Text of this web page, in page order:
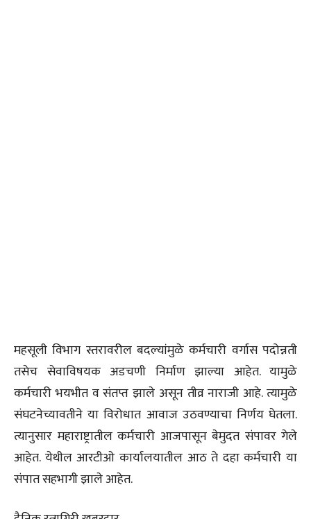
महसूली विभाग स्तरावरील बदल्यांमुळे कर्मचारी वर्गास पदोन्नती
तसेच सेवाविषयक अडचणी निर्माण झाल्या आहेत. यामुळे
कर्मचारी भयभीत व संतप्त झाले असून तीव्र नाराजी आहे. त्यामुळे
संघटनेच्यावतीने या विरोधात आवाज उठवण्याचा निर्णय घेतला.
त्यानुसार महाराष्ट्रातील कर्मचारी आजपासून बेमुदत संपावर गेले
आहेत. येथील आरटीओ कार्यालयातील आठ ते दहा कर्मचारी या
संपात सहभागी झाले आहेत.